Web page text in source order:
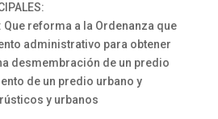
reforma a la Ordenanza que
administrativo para obtener
desmembración de un predio
de un predio urbano y
y urbanos